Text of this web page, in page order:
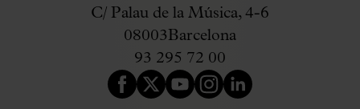
C/ Palau de la Música, 4-6
08003Barcelona
93 295 72 00